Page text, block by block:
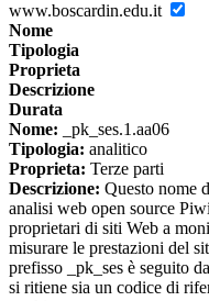
www.boscardin.edu.it
Nome
Tipologia
Proprieta
Descrizione
Durata
Nome: _pk_ses.1.aa06
Tipologia: analitico
Proprieta: Terze parti
Descrizione: Questo nome
analisi web open source
proprietari di siti Web a
misurare le prestazioni del
prefisso _pk_ses è seguito
si ritiene sia un codice di